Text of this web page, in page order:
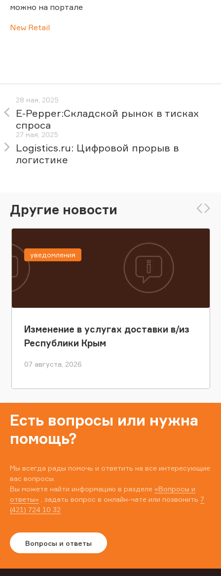
можно на портале
New Retail
28 мая, 2025
E-Pepper:Складской рынок в тисках
спроса
27 мая, 2025
Logistics.ru: Цифровой прорыв в
логистике
Другие новости
Изменение в услугах доставки в/из
Республики Крым
07 августа, 2026
уведомления
Есть вопросы или нужна
помощь?
Мы всегда рады помочь и ответить на все интересующие
вас вопросы.
Вы можете найти информацию в разделе «Вопросы и
ответы» , задать вопрос в онлайн-чате или позвонить 7
(421) 724 10 32
Вопросы и ответы